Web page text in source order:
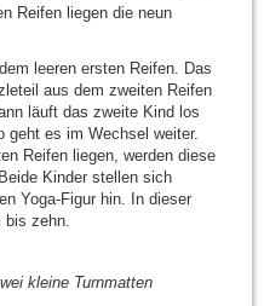
Reifen liegen die neun
leeren ersten Reifen. Das
aus dem zweiten Reifen
läuft das zweite Kind los
geht es im Wechsel weiter.
Reifen liegen, werden diese
Kinder stellen sich
Yoga-Figur hin. In dieser
bis zehn.
kleine Turnmatten